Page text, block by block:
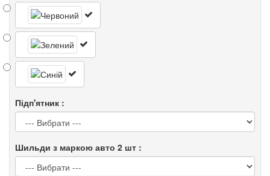
Підп'ятник :
Шильди з маркою авто 2 шт :